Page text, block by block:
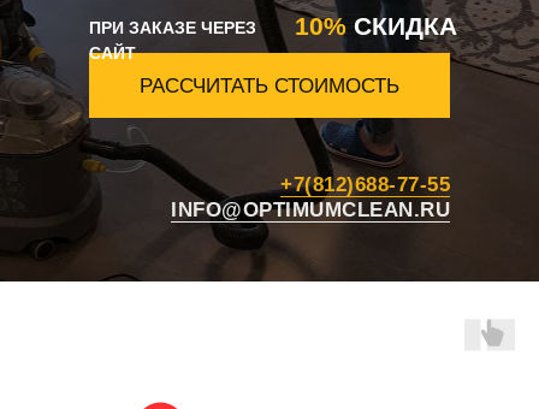
РАССЧИТАТЬ СТОИМОСТЬ
ПРИ ЗАКАЗЕ ЧЕРЕЗ
САЙТ
10% СКИДКА
+7(812)688-77-55
INFO@OPTIMUMCLEAN.RU